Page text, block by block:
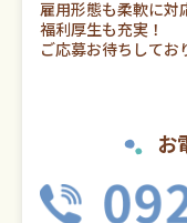
雇用形態も柔軟に対
福利厚生も充実！
ご応募お待ちしてお
お